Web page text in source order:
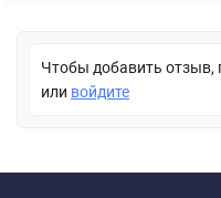
Чтобы добавить отзыв,
или войдите